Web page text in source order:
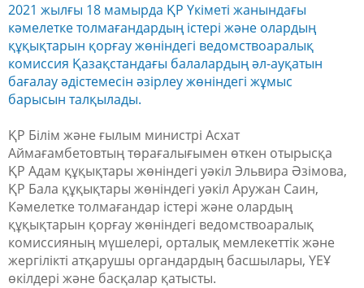
2021 жылғы 18 мамырда ҚР Үкіметі жанындағы
кәмелетке толмағандардың істері және олардың
құқықтарын қорғау жөніндегі ведомствоаралық
комиссия Қазақстандағы балалардың әл-ауқатын
бағалау әдістемесін әзірлеу жөніндегі жұмыс
барысын талқылады.
ҚР Білім және ғылым министрі Асхат
Аймағамбетовтың төрағалығымен өткен отырысқа
ҚР Адам құқықтары жөніндегі уәкіл Эльвира Әзімова,
ҚР Бала құқықтары жөніндегі уәкіл Аружан Саин,
Кәмелетке толмағандар істері және олардың
құқықтарын қорғау жөніндегі ведомствоаралық
комиссияның мүшелері, орталық мемлекеттік және
жергілікті атқарушы органдардың басшылары, ҮЕҰ
өкілдері және басқалар қатысты.